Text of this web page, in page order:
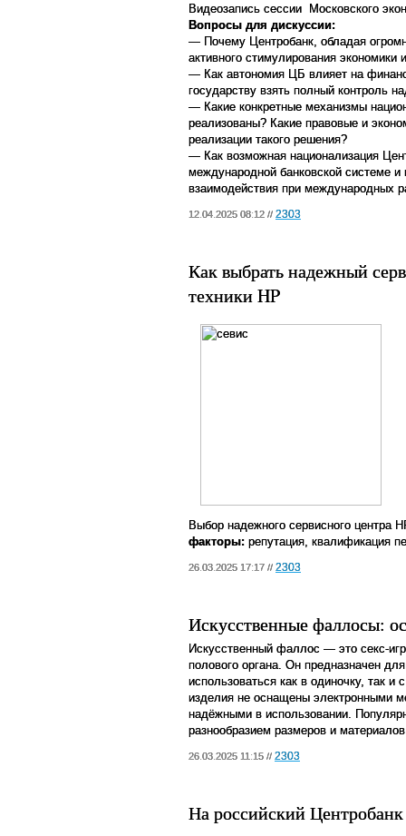
Видеозапись сессии Московского
Вопросы для дискуссии:
— Почему Центробанк, обладая
активного стимулирования
— Как автономия ЦБ влияет на
государству взять полный контроль
— Какие конкретные механизмы
реализованы? Какие правовые и
реализации такого решения?
— Как возможная национализация
международной банковской системе
взаимодействия при международных
12.04.2025 08:12 // 2303
Как выбрать надежный
техники HP
Выбор надежного сервисного центра
факторы: репутация, квалификация
26.03.2025 17:17 // 2303
Искусственные фаллосы:
Искусственный фаллос — это секс-
полового органа. Он предназначен
использоваться как в одиночку, так и
изделия не оснащены электронными
надёжными в использовании.
разнообразием размеров и
26.03.2025 11:15 // 2303
На российский Центробанк